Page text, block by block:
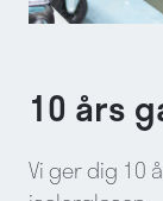
10 års
Vi ger dig 10